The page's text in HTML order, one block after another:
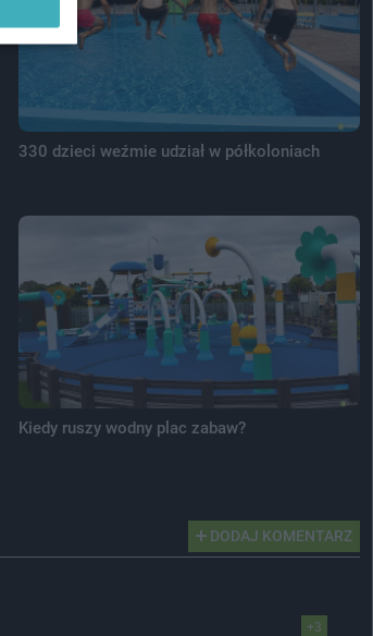
330 dzieci weźmie udział w półkoloniach
Kiedy ruszy wodny plac zabaw?
DODAJ KOMENTARZ
+3